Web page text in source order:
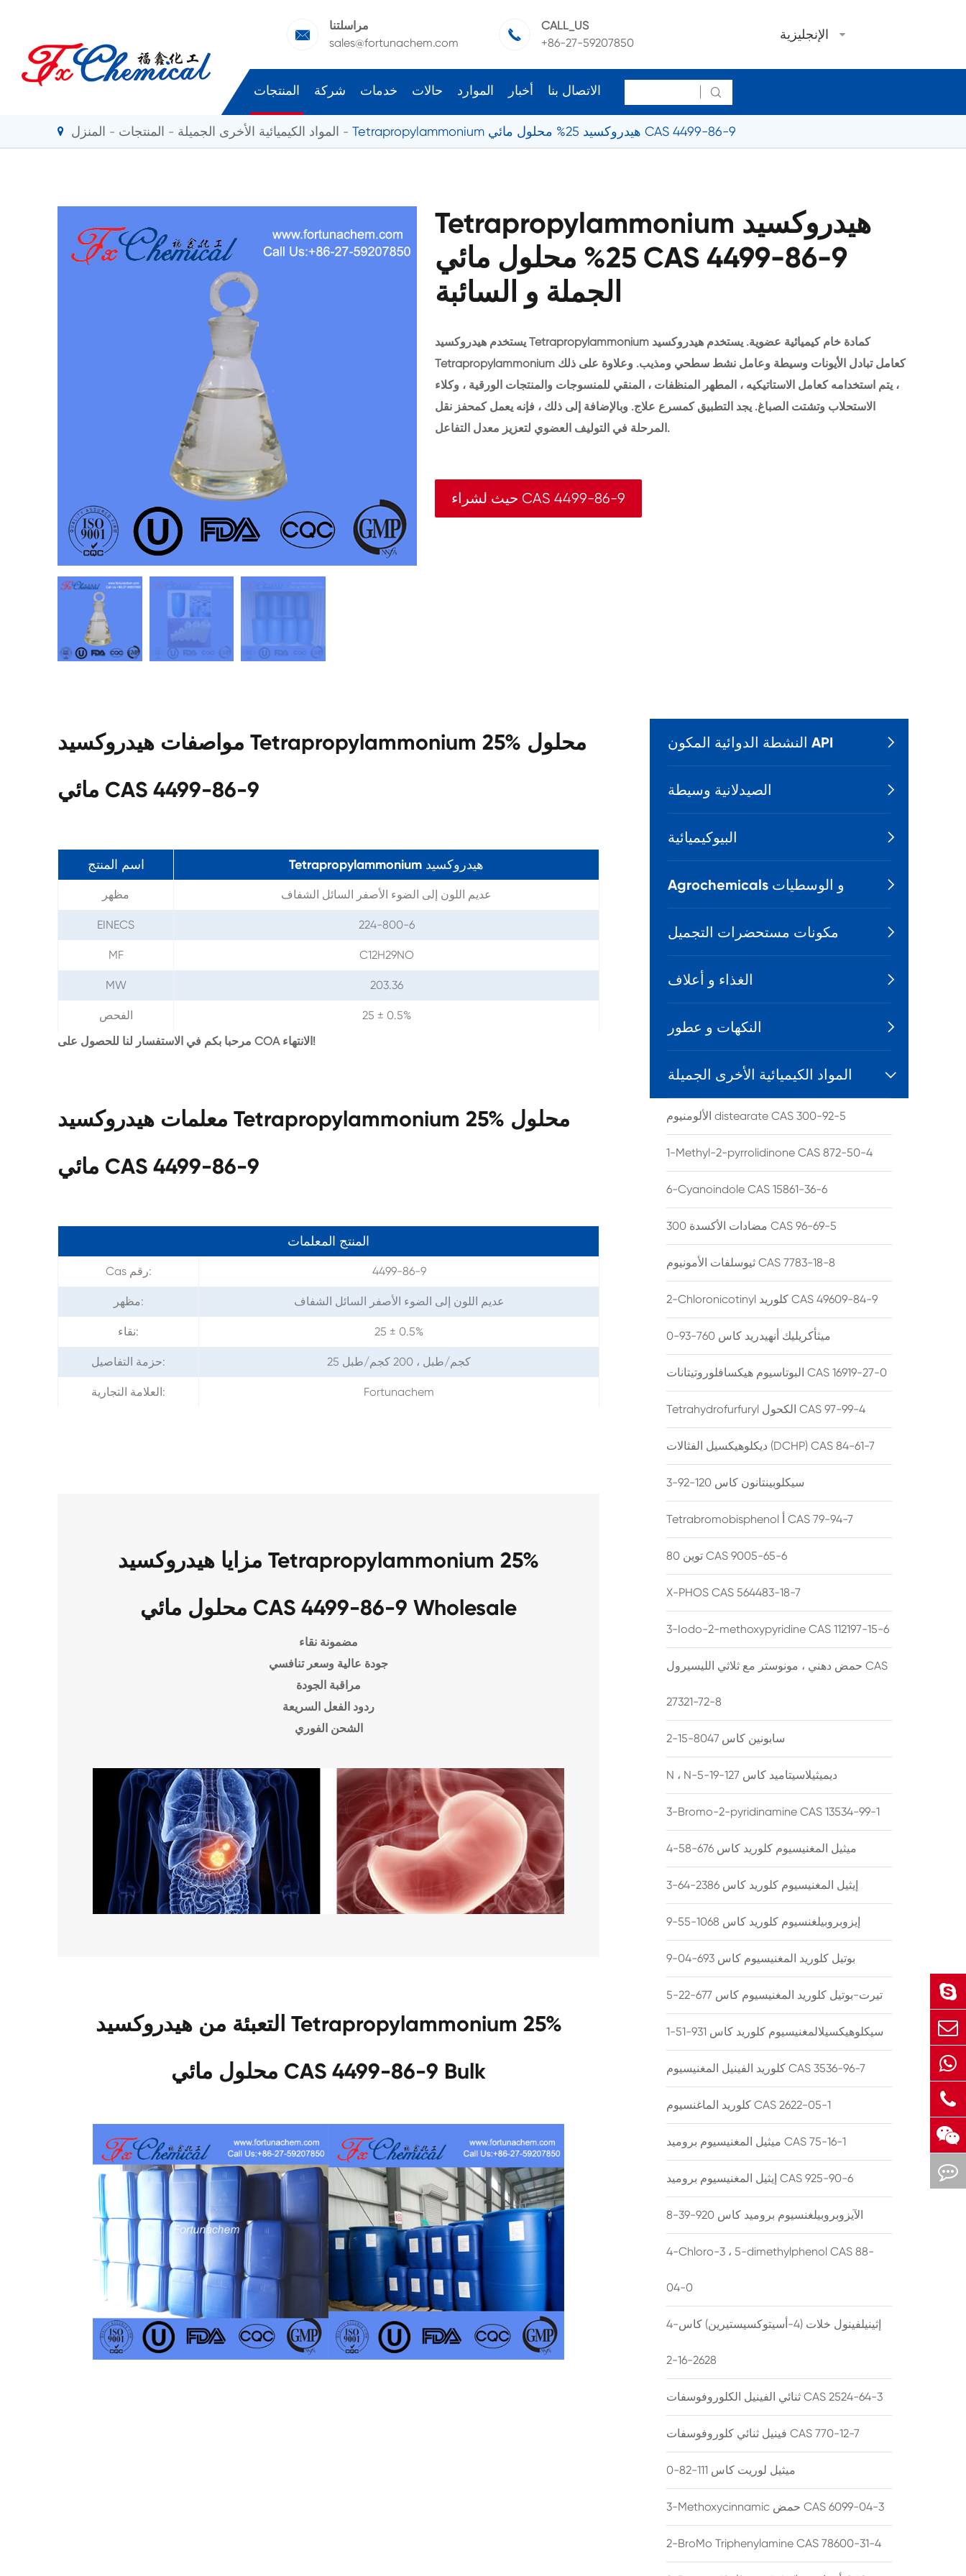

مراسلتنا
sales@fortunachem.com

CALL_US
+86-27-59207850
الإنجليزية
المنتجات شركة خدمات حالات الموارد أخبار الاتصال بنا 
المنزل المنتجات المواد الكيميائية الأخرى الجميلة Tetrapropylammonium هيدروكسيد 25% محلول مائي CAS 4499-86-9
Tetrapropylammonium هيدروكسيد
25% محلول مائي CAS 4499-86-9
الجملة و السائبة
يستخدم هيدروكسيد Tetrapropylammonium كمادة خام كيميائية عضوية. يستخدم هيدروكسيد
Tetrapropylammonium كعامل تبادل الأيونات وسيطة وعامل نشط سطحي ومذيب. وعلاوة على ذلك
، يتم استخدامه كعامل الاستاتيكيه ، المطهر المنظفات ، المنقي للمنسوجات والمنتجات الورقية ، وكلاء
الاستحلاب وتشتت الصباغ. يجد التطبيق كمسرع علاج. وبالإضافة إلى ذلك ، فإنه يعمل كمحفز نقل
المرحلة في التوليف العضوي لتعزيز معدل التفاعل.
حيث لشراء CAS 4499-86-9
مواصفات هيدروكسيد Tetrapropylammonium 25% محلول
مائي CAS 4499-86-9
اسم المنتج Tetrapropylammonium هيدروكسيد
مظهر عديم اللون إلى الضوء الأصفر السائل الشفاف
EINECS 224-800-6
MF C12H29NO
MW 203.36
الفحص
25 ± 0.5%
مرحبا بكم في الاستفسار لنا للحصول على COA الانتهاء!
معلمات هيدروكسيد Tetrapropylammonium 25% محلول
مائي CAS 4499-86-9
المنتج المعلمات
Cas رقم: 4499-86-9
مظهر: عديم اللون إلى الضوء الأصفر السائل الشفاف
نقاء: 25 ± 0.5%
حزمة التفاصيل: 25 كجم/طبل ، 200 كجم/طبل
العلامة التجارية: Fortunachem
مزايا هيدروكسيد Tetrapropylammonium 25%
محلول مائي CAS 4499-86-9 Wholesale
مضمونة نقاء
جودة عالية وسعر تنافسي
مراقبة الجودة
ردود الفعل السريعة
الشحن الفوري
التعبئة من هيدروكسيد Tetrapropylammonium 25%
محلول مائي CAS 4499-86-9 Bulk
النشطة الدوائية المكون API 
الصيدلانية وسيطة 
البيوكيميائية 
Agrochemicals و الوسطيات 
مكونات مستحضرات التجميل 
الغذاء و أعلاف 
النكهات و عطور 
المواد الكيميائية الأخرى الجميلة 
الألومنيوم distearate CAS 300-92-5
1-Methyl-2-pyrrolidinone CAS 872-50-4
6-Cyanoindole CAS 15861-36-6
مضادات الأكسدة 300 CAS 96-69-5
ثيوسلفات الأمونيوم CAS 7783-18-8
2-Chloronicotinyl كلوريد CAS 49609-84-9
ميثأكريليك أنهيدريد كاس 760-93-0
البوتاسيوم هيكسافلوروتيتانات CAS 16919-27-0
Tetrahydrofurfuryl الكحول CAS 97-99-4
ديكلوهيكسيل الفثالات (DCHP) CAS 84-61-7
سيكلوبينتانون كاس 120-92-3
Tetrabromobisphenol أ CAS 79-94-7
توين 80 CAS 9005-65-6
X-PHOS CAS 564483-18-7
3-Iodo-2-methoxypyridine CAS 112197-15-6
حمض دهني ، مونوستر مع ثلاثي الليسيرول CAS
27321-72-8
سابونين كاس 8047-15-2
N ، N-ديميثيلاسيتاميد كاس 127-19-5
3-Bromo-2-pyridinamine CAS 13534-99-1
ميثيل المغنيسيوم كلوريد كاس 676-58-4
إيثيل المغنيسيوم كلوريد كاس 2386-64-3
إيزوبروبيلغنسيوم كلوريد كاس 1068-55-9
بوتيل كلوريد المغنيسيوم كاس 693-04-9
تيرت-بوتيل كلوريد المغنيسيوم كاس 677-22-5
سيكلوهيكسيلالمغنيسيوم كلوريد كاس 931-51-1
كلوريد الفينيل المغنيسيوم CAS 3536-96-7
كلوريد الماغنسيوم CAS 2622-05-1
ميثيل المغنيسيوم بروميد CAS 75-16-1
إيثيل المغنيسيوم بروميد CAS 925-90-6
الآيزوبروبيلغنسيوم بروميد كاس 920-39-8
4-Chloro-3 ، 5-dimethylphenol CAS 88-
04-0
4-إثينيلفينول خلات (4-أسيتوكسيستيرين) كاس
2628-16-2
ثنائي الفينيل الكلوروفوسفات CAS 2524-64-3
فينيل ثنائي كلوروفوسفات CAS 770-12-7
ميثيل لوريت كاس 111-82-0
3-Methoxycinnamic حمض CAS 6099-04-3
2-BroMo Triphenylamine CAS 78600-31-4